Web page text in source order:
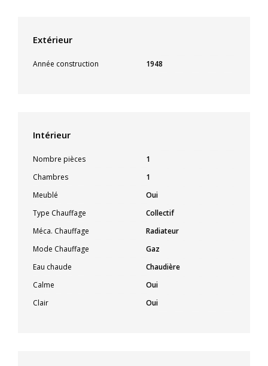
Extérieur
Année construction 1948
Intérieur
Nombre pièces
1
Chambres
1
Meublé
Oui
Type Chauffage
Collectif
Méca. Chauffage
Radiateur
Mode Chauffage
Gaz
Eau chaude
Chaudière
Calme
Oui
Clair
Oui